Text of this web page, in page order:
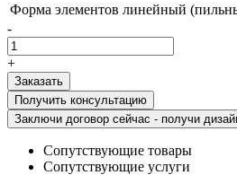
Форма элементов линейный
-
+
Получить консультацию
Заключи договор сейчас - получи
Сопутствующие товары
Сопутствующие услуги